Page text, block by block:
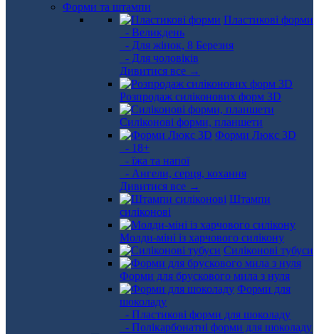
Форми та штампи
Пластикові форми
- Великдень
- Для жінок, 8 Березня
- Для чоловіків
Дивитися все →
Розпродаж силіконових форм 3D
Силіконові форми, планшети
Форми Люкс 3D
- 18+
- їжа та напої
- Ангели, серця, кохання
Дивитися все →
Штампи
силіконові
Молди-міні із харчового силікону
Силіконові тубуси
Форми для брускового мила з нуля
Форми для
шоколаду
- Пластикові форми для шоколаду
- Полікарбонатні форми для шоколаду